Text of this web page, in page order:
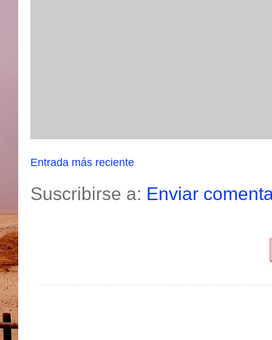
Entrada más reciente
Suscribirse a: Enviar